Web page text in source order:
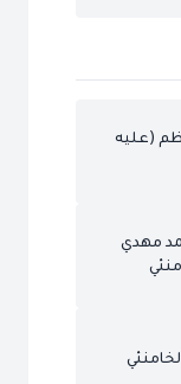
(عليه
مهدي